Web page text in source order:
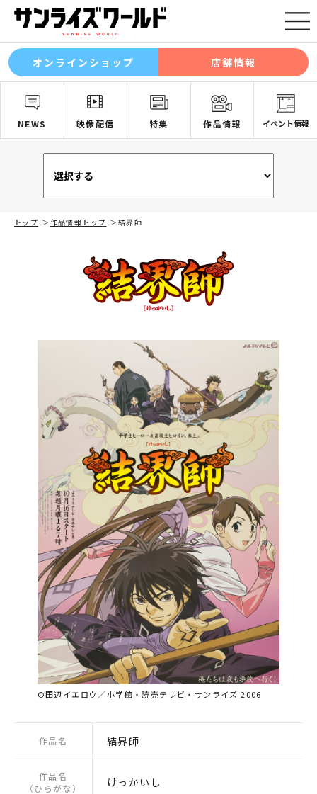
オンラインショップ 店舗情報
NEWS 映像配信 特集 作品情報 イベント情報
トップ 作品情報トップ 結界師
©田辺イエロウ／小学館・読売テレビ・サンライズ 2006
作品名 結界師
作品名
（ひらがな）
けっかいし